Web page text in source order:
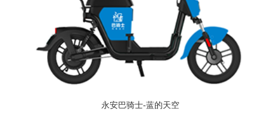
永安巴骑士-蓝的天空